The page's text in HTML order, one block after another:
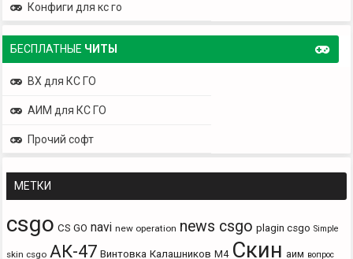
Конфиги для кс го
БЕСПЛАТНЫЕ ЧИТЫ
ВХ для КС ГО
АИМ для КС ГО
Прочий софт
МЕТКИ
csgo CS GO navi new operation news csgo plagin csgo Simple
skin csgo АК-47 Винтовка Калашников М4 Скин аим вопрос